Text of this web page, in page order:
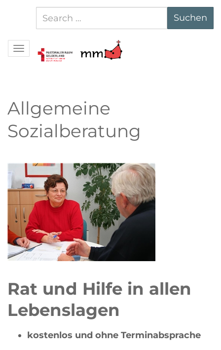
nach:
Suchen
Navigation
Allgemeine
Sozialberatung
Rat und Hilfe in allen
Lebenslagen
kostenlos und ohne Terminabsprache